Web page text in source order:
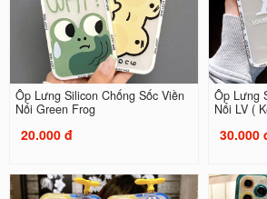
Ốp Lưng Silicon Chống Sốc Viền
Nổi Green Frog
20.000 đ
Ốp Lưng
Nổi LV (
30.000